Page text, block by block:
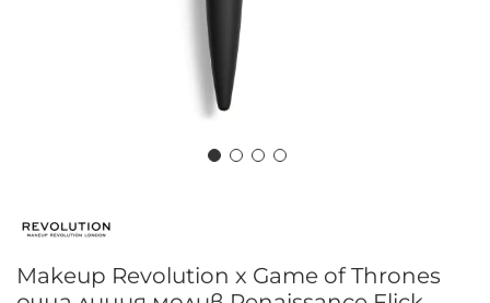
началото
галерия
Makeup Revolution x Game of Thrones